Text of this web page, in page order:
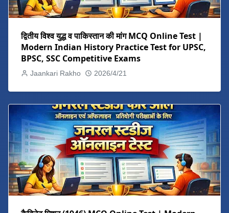
द्वितीय विश्व युद्ध व पाकिस्तान की मांग MCQ Online Test |
Modern Indian History Practice Test for UPSC,
BPSC, SSC Competitive Exams
Jaankari Rakho 2026/4/21